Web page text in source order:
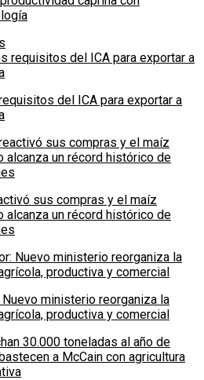
del ICA para exportar a
sus compras y el maíz
alcanza un récord histórico de
Nuevo ministerio reorganiza la
productiva y comercial